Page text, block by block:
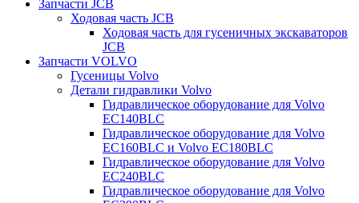
Запчасти JCB
Ходовая часть JCB
Ходовая часть для гусеничных экскаваторов
JCB
Запчасти VOLVO
Гусеницы Volvo
Детали гидравлики Volvo
Гидравлическое оборудование для Volvo
EC140BLC
Гидравлическое оборудование для Volvo
EC160BLC и Volvo EC180BLC
Гидравлическое оборудование для Volvo
EC240BLC
Гидравлическое оборудование для Volvo